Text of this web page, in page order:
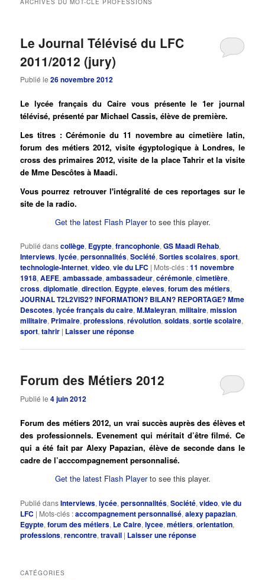
ARCHIVES DU MOT-CLÉ PROFESSIONS
Le Journal Télévisé du LFC
2011/2012 (jury)
Publié le26 novembre 2012
Le lycée français du Caire vous présente le 1er journal
télévisé, présenté par Michael Cassis, élève de première.
Les titres : Cérémonie du 11 novembre au cimetière latin,
forum des métiers 2012, visite égyptologique à Londres, le
cross des primaires 2012, visite de la place Tahrir et la visite
de Mme Descôtes à Maadi.
Vous pourrez retrouver l'intégralité de ces reportages sur le
site de la radio.
Get the latest Flash Playerto see this player.
Publié danscollège, Egypte,francophonie,GS Maadi Rehab,
Interviews,lycée,personnalités,Société,Sorties scolaires,sport,
technologie-Internet,video,vie du LFC | Mots-clés :11 novembre
1918,AEFE,ambassade,ambassadeur,cérémonie,cimetière,
cross,diplomatie,direction, Egypte,eleves,forum des métiers,
JOURNAL T2L2VIS2? INFORMATION? BILAN? REPORTAGE? Mme
Descotes,lycée français du caire,M.Maleyran,militaire,mission
militaire, Primaire,professions,révolution,soldats,sortie scolaire,
sport,tahrir | Laisser une réponse
Forum des Métiers 2012
Publié le4 juin 2012
Forum des métiers 2012, un vrai succès auprès des élèves et
des professionnels. Evenement qui méritait d’être filmé. Ce
qui a été fait par Alexy Papazian, élève de seconde dans le
cadre de l’acccompagnement personnalisé.
Get the latest Flash Playerto see this player.
Publié dansInterviews,lycée,personnalités,Société,video,vie du
LFC | Mots-clés :accompagnement personnalisé,alexy papazian,
Egypte,forum des métiers, Le Caire,lycee,métiers,orientation,
professions,rencontre,travail | Laisser une réponse
CATÉGORIES